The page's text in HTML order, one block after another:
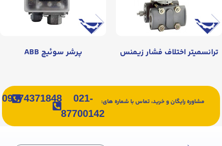
ترانسمیتر اختلاف فشار زیمنس پرشر سوئیچ ABB
مشاوره رایگان و خرید، تماس با شماره های:
021-
87700142
09374371848